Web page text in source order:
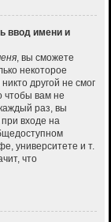
ввод имени и
, вы сможете
некоторое
другой не смог
чтобы вам не
раз, вы
при входе на
университете и т.
что